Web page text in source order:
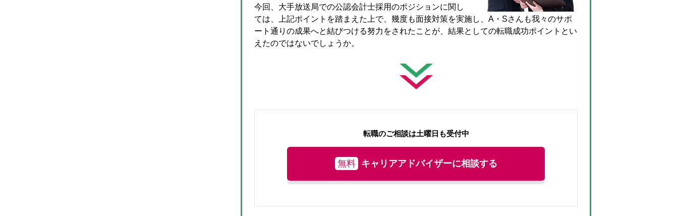
今回、大手放送局での公認会計士採用のポジションに関し
ては、上記ポイントを踏まえた上で、幾度も面接対策を実施し、A・Sさんも我々のサポ
ート通りの成果へと結びつける努力をされたことが、結果としての転職成功ポイントとい
えたのではないでしょうか。
転職のご相談は土曜日も受付中
無料 キャリアアドバイザーに相談する